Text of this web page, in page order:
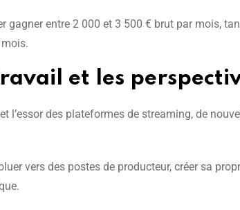
gagner entre 2 000 et 3 500 € brut par mois,
et les
l’essor des plateformes de streaming, de
vers des postes de producteur, créer sa